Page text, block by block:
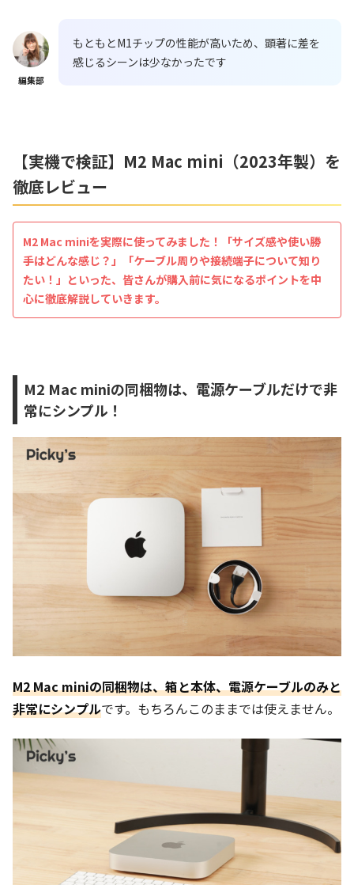
編集部
もともとM1チップの性能が高いため、顕著に差を
感じるシーンは少なかったです
【実機で検証】M2 Mac mini（2023年製）を
徹底レビュー
M2 Mac miniを実際に使ってみました！「サイズ感や使い勝
手はどんな感じ？」「ケーブル周りや接続端子について知り
たい！」といった、皆さんが購入前に気になるポイントを中
心に徹底解説していきます。
M2 Mac miniの同梱物は、電源ケーブルだけで非
常にシンプル！
M2 Mac miniの同梱物は、箱と本体、電源ケーブルのみと
非常にシンプルです。もちろんこのままでは使えません。